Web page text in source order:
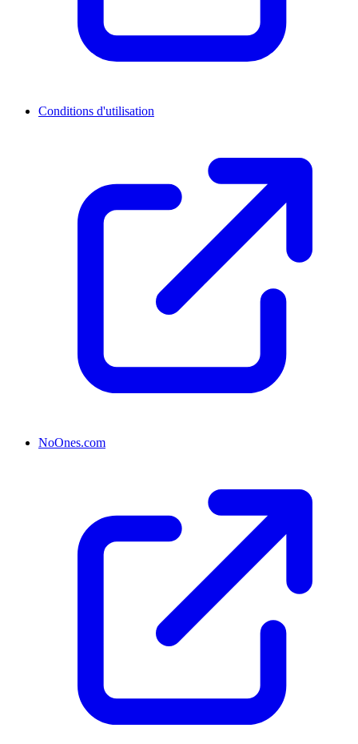
Conditions d'utilisation
NoOnes.com